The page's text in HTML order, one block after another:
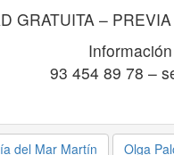
GRATUITA –
93 454 89 78 –
del Mar Martín Olga